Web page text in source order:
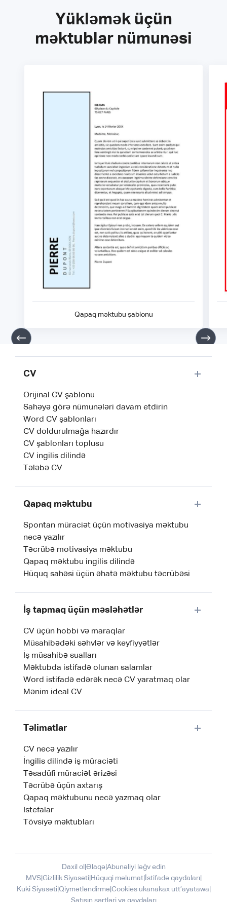
Yükləmək üçün
məktublar nümunəsi
Qapaq məktubu şablonu
CV
Orijinal CV şablonu
Sahəyə görə nümunələri davam etdirin
Word CV şablonları
CV doldurulmağa hazırdır
CV şablonları toplusu
CV ingilis dilində
Tələbə CV
Qapaq məktubu
Spontan müraciət üçün motivasiya məktubu
necə yazılır
Təcrübə motivasiya məktubu
Qapaq məktubu ingilis dilində
Hüquq sahəsi üçün əhatə məktubu təcrübəsi
İş tapmaq üçün məsləhətlər
CV üçün hobbi və maraqlar
Müsahibədəki səhvlər və keyfiyyətlər
İş müsahibə sualları
Məktubda istifadə olunan salamlar
Word istifadə edərək necə CV yaratmaq olar
Mənim ideal CV
Təlimatlar
CV necə yazılır
İngilis dilində iş müraciəti
Təsadüfi müraciət ərizəsi
Təcrübə üçün axtarış
Qapaq məktubunu necə yazmaq olar
Istefalar
Tövsiyə məktubları
Daxil ol Əlaqə Abunəliyi ləğv edin
MVS| Gizlilik Siyasəti| Hüquqi məlumat| İstifadə qaydaları|
Kuki̇ Si̇yasəti̇ Qiymətləndirmə Cookies ukanakax utt’ayatawa
Satışın şərtləri və qaydaları